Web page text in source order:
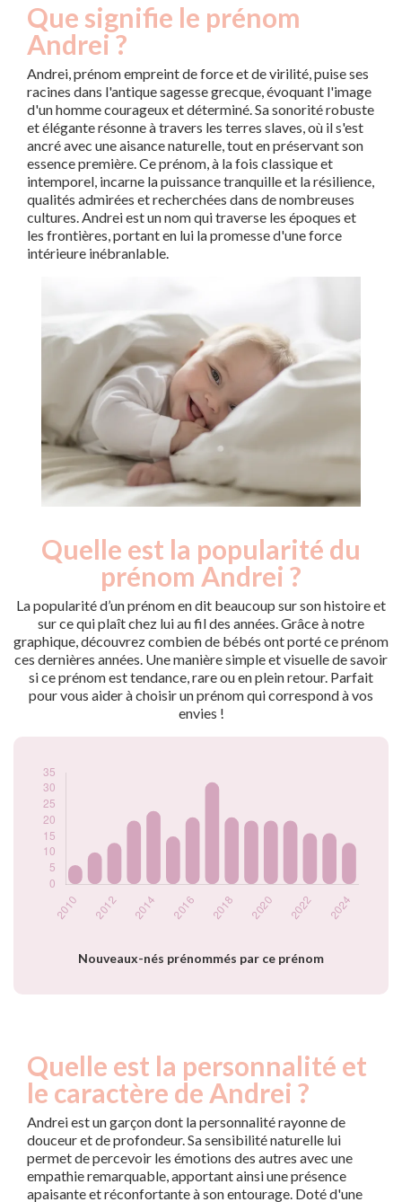
Que signifie le prénom
Andrei ?
Andrei, prénom empreint de force et de virilité, puise ses
racines dans l'antique sagesse grecque, évoquant l'image
d'un homme courageux et déterminé. Sa sonorité robuste
et élégante résonne à travers les terres slaves, où il s'est
ancré avec une aisance naturelle, tout en préservant son
essence première. Ce prénom, à la fois classique et
intemporel, incarne la puissance tranquille et la résilience,
qualités admirées et recherchées dans de nombreuses
cultures. Andrei est un nom qui traverse les époques et
les frontières, portant en lui la promesse d'une force
intérieure inébranlable.
Quelle est la popularité du
prénom Andrei ?
La popularité d’un prénom en dit beaucoup sur son histoire et
sur ce qui plaît chez lui au fil des années. Grâce à notre
graphique, découvrez combien de bébés ont porté ce prénom
ces dernières années. Une manière simple et visuelle de savoir
si ce prénom est tendance, rare ou en plein retour. Parfait
pour vous aider à choisir un prénom qui correspond à vos
envies !
Nouveaux-nés prénommés par ce prénom
Popularité du
Année
Nouveaux-
nés
2010
6
2011
10
2012
13
2013
20
2014
23
2015
15
2019
2020
2021
2022
2023
13
Quelle est la personnalité et
le caractère de Andrei ?
Andrei est un garçon dont la personnalité rayonne de
douceur et de profondeur. Sa sensibilité naturelle lui
permet de percevoir les émotions des autres avec une
empathie remarquable, apportant ainsi une présence
apaisante et réconfortante à son entourage. Doté d'une